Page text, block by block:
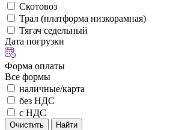
Скотовоз
Трал (платформа низкорамная)
Тягач седельный
Дата погрузки
Форма оплаты
Все формы
наличные/карта
без НДС
с НДС
Очистить Найти